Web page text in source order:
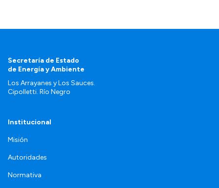
Secretaría de Estado
de Energía y Ambiente
Los Arrayanes y Los Sauces.
Cipolletti. Río Negro
Institucional
Misión
Autoridades
Normativa